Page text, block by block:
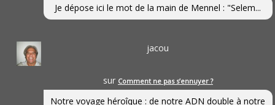
Je dépose ici le mot de la main de Mennel : "Selem...
jacou
sur Comment ne pas s’ennuyer ?
Notre voyage héroîque : de notre ADN double à notre